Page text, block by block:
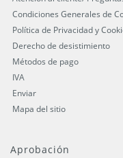
Condiciones Generales de
Política de Privacidad y
Derecho de desistimiento
Métodos de pago
IVA
Enviar
Mapa del sitio
Aprobación